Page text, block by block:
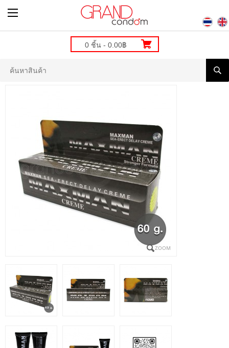
0 ชิ้น - 0.00฿
ZOOM